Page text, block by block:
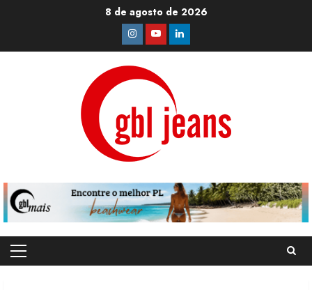
8 de agosto de 2026
Instagram
YoutubeLinkedin
Primary